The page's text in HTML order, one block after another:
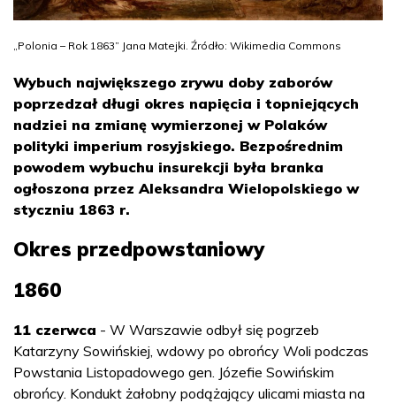
„Polonia – Rok 1863” Jana Matejki. Źródło: Wikimedia Commons
Wybuch największego zrywu doby zaborów
poprzedzał długi okres napięcia i topniejących
nadziei na zmianę wymierzonej w Polaków
polityki imperium rosyjskiego. Bezpośrednim
powodem wybuchu insurekcji była branka
ogłoszona przez Aleksandra Wielopolskiego w
styczniu 1863 r.
Okres przedpowstaniowy
1860
11 czerwca - W Warszawie odbył się pogrzeb
Katarzyny Sowińskiej, wdowy po obrońcy Woli podczas
Powstania Listopadowego gen. Józefie Sowińskim
obrońcy. Kondukt żałobny podążający ulicami miasta na